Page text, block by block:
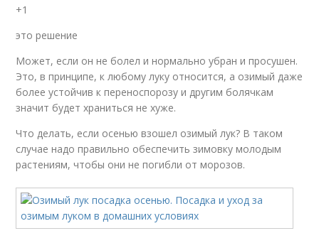
+1
это решение
Может, если он не болел и нормально убран и просушен.
Это, в принципе, к любому луку относится, а озимый даже
более устойчив к переноспорозу и другим болячкам
значит будет храниться не хуже.
Что делать, если осенью взошел озимый лук? В таком
случае надо правильно обеспечить зимовку молодым
растениям, чтобы они не погибли от морозов.